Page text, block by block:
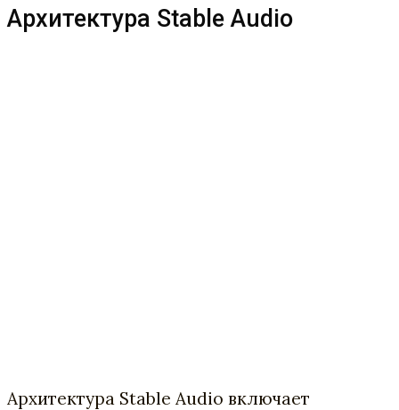
Архитектура Stable Audio
Архитектура Stable Audio включает